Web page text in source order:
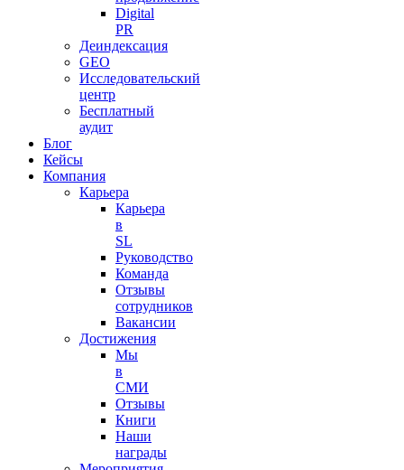
Digital
PR
Деиндексация
GEO
Исследовательский
центр
Бесплатный
аудит
Блог
Кейсы
Компания
Карьера
Карьера
в
SL
Руководство
Команда
Отзывы
сотрудников
Вакансии
Достижения
Мы
в
СМИ
Отзывы
Книги
Наши
награды